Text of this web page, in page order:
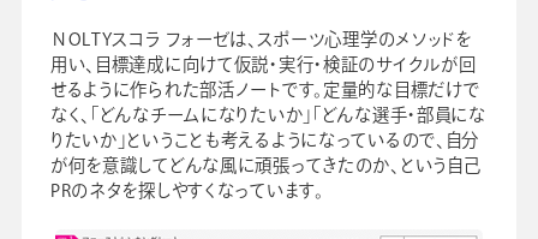
ＮOLTYスコラ フォーゼは、スポーツ心理学のメソッドを
用い、目標達成に向けて仮説・実行・検証のサイクルが回
せるように作られた部活ノートです。定量的な目標だけで
なく、「どんなチームになりたいか」「どんな選手・部員にな
りたいか」ということも考えるようになっているので、自分
が何を意識してどんな風に頑張ってきたのか、という自己
PRのネタを探しやすくなっています。